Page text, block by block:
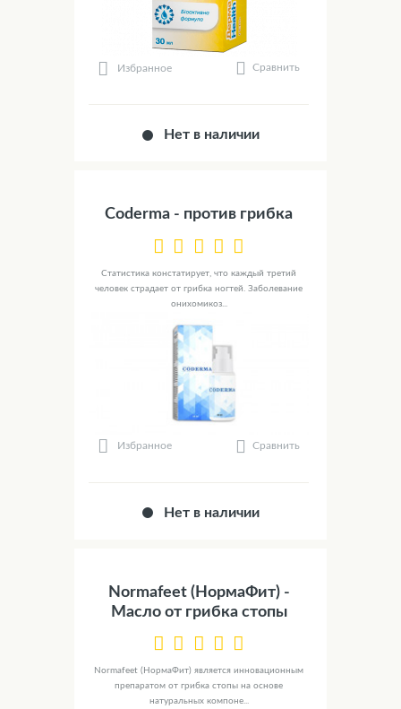
Избранное Сравнить
Нет в наличии
Coderma - против грибка
Статистика констатирует, что каждый третий
человек страдает от грибка ногтей. Заболевание
онихомикоз...
Избранное Сравнить
Нет в наличии
Normafeet (НормаФит) -
Масло от грибка стопы
Normafeet (НормаФит) является инновационным
препаратом от грибка стопы на основе
натуральных компоне...